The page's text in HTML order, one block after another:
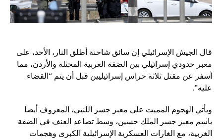
قال الجيش الإسرائيلي إن سائق شاحنة أطلق النار، الأحد، على
معبر حدودي إسرائيلي بين الضفة الغربية المحتلة والأردن، مما
أسفر عن مقتل ثلاثة حراس إسرائيليين قبل أن يتم “القضاء
عليه”.
ويأتي الهجوم المميت على معبر جسر اللنبي، المعروف أيضا
باسم معبر جسر الملك حسين، وسط تصاعد العنف في الضفة
الغربية، مع الغارات العسكرية الإسرائيلية الكبرى وهجمات